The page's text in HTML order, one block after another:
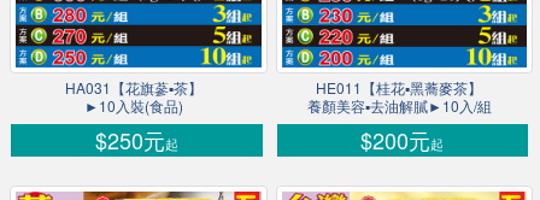
HA031【花旗蔘▪茶】
►10入裝(食品)
$250元起
HE011【桂花▪黑蕎麥茶】
養顏美容▪去油解膩►10入/組
$200元起